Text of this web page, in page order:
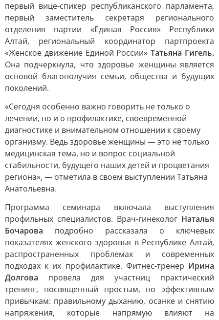
первый вице-спикер республиканского парламента,
первый заместитель секретаря регионального
отделения партии «Единая Россия» Республики
Алтай, региональный координатор партпроекта
«Женское движение Единой России»Татьяна Гигель.
Она подчеркнула, что здоровье женщины является
основой благополучия семьи, общества и будущих
поколений.
«Сегодня особенно важно говорить не только о
лечении, но и о профилактике, своевременной
диагностике и внимательном отношении к своему
организму. Ведь здоровье женщины — это не только
медицинская тема, но и вопрос социальной
стабильности, будущего наших детей и процветания
региона», — отметила в своем выступлении Татьяна
Анатольевна.
Программа семинара включала выступления
профильных специалистов. Врач-гинеколог Наталья
Бочарова подробно рассказала о ключевых
показателях женского здоровья в Республике Алтай,
распространенных проблемах и современных
подходах к их профилактике. Фитнес-тренер Ирина
Долгова провела для участниц практический
тренинг, посвященный простым, но эффективным
привычкам: правильному дыханию, осанке и снятию
напряжения, которые напрямую влияют на